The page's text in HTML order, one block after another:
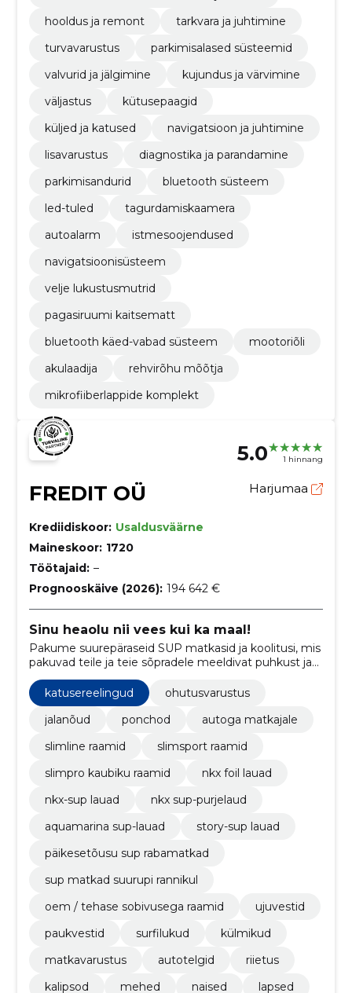
hooldus ja remont
tarkvara ja juhtimine
turvavarustus
parkimisalased süsteemid
valvurid ja jälgimine
kujundus ja värvimine
väljastus
kütusepaagid
küljed ja katused
navigatsioon ja juhtimine
lisavarustus
diagnostika ja parandamine
parkimisandurid
bluetooth süsteem
led-tuled
tagurdamiskaamera
autoalarm
istmesoojendused
navigatsioonisüsteem
velje lukustusmutrid
pagasiruumi kaitsematt
bluetooth käed-vabad süsteem
mootoriõli
akulaadija
rehvirõhu mõõtja
mikrofiiberlappide komplekt
5.0 1 hinnang
FREDIT OÜ Harjumaa
Krediidiskoor: Usaldusväärne
Maineskoor: 1720
Töötajaid: –
Prognooskäive (2026): 194 642 €
Sinu heaolu nii vees kui ka maal!
Pakume suurepäraseid SUP matkasid ja koolitusi, mis
pakuvad teile ja teie sõpradele meeldivat puhkust ja
põnevaid elamusi.
katusereelingud
ohutusvarustus
jalanõud
ponchod
autoga matkajale
slimline raamid
slimsport raamid
slimpro kaubiku raamid
nkx foil lauad
nkx-sup lauad
nkx sup-purjelaud
aquamarina sup-lauad
story-sup lauad
päikesetõusu sup rabamatkad
sup matkad suurupi rannikul
oem / tehase sobivusega raamid
ujuvestid
paukvestid
surfilukud
külmikud
matkavarustus
autotelgid
riietus
kalipsod
mehed naised lapsed